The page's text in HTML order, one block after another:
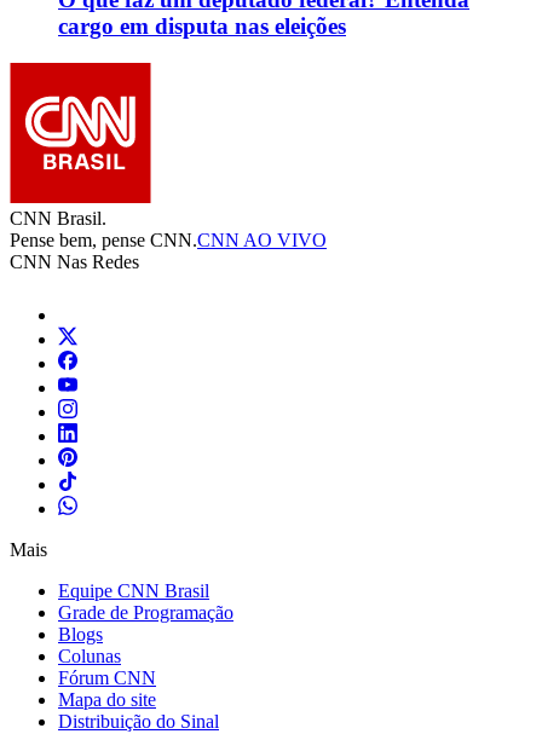
cargo em disputa nas eleições
CNN Brasil.
Pense bem, pense CNN.CNN AO VIVO
CNN Nas Redes
Mais
Equipe CNN Brasil
Grade de Programação
Blogs
Colunas
Fórum CNN
Mapa do site
Distribuição do Sinal